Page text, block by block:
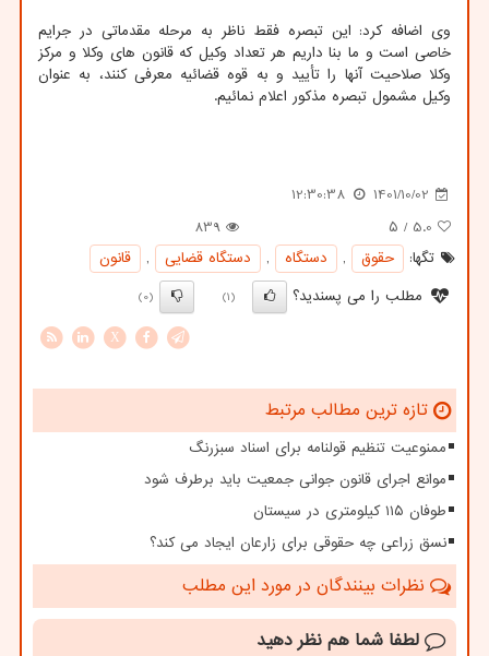
وی اضافه کرد: این تبصره فقط ناظر به مرحله مقدماتی در جرایم
خاصی است و ما بنا داریم هر تعداد وکیل که قانون های وکلا و مرکز
وکلا صلاحیت آنها را تأیید و به قوه قضائیه معرفی کنند، به عنوان
وکیل مشمول تبصره مذکور اعلام نمائیم.
1401/10/02
12:30:38
5.0 / ۵
839
تگها:
حقوق , دستگاه , دستگاه قضایی ,
قانون
مطلب را می پسندید؟
(1)
(0)
X
تازه ترین مطالب مرتبط
ممنوعیت تنظیم قولنامه برای اسناد سبزرنگ
موانع اجرای قانون جوانی جمعیت باید برطرف شود
طوفان ۱۱۵ کیلومتری در سیستان
نسق زراعی چه حقوقی برای زارعان ایجاد می کند؟
نظرات بینندگان در مورد این مطلب
لطفا شما هم نظر دهید